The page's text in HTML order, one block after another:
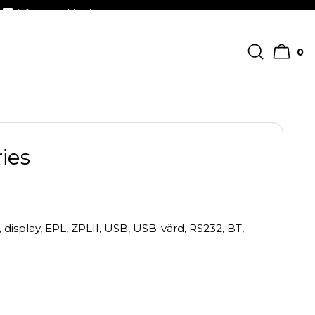
info@streckkodscenter.se
0
EPL, ZPLII, USB, USB-värd, RS232, BT,